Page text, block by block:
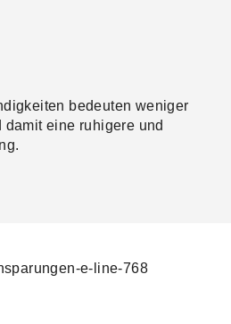
bedeuten weniger
damit eine ruhigere und